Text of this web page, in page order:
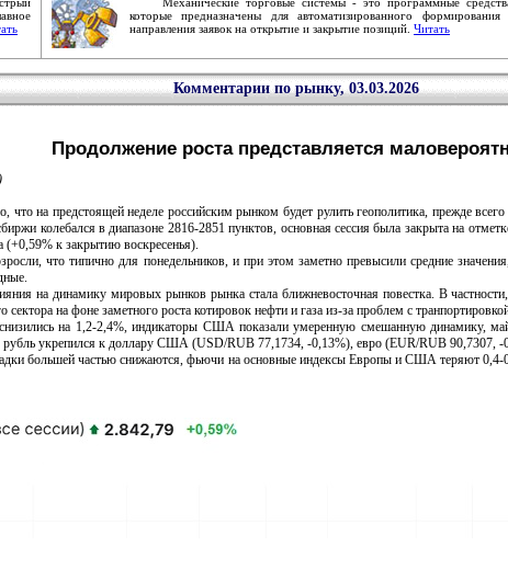
которые предназначены для автоматизированного формирования
направления заявок на открытие и закрытие позиций. Читать
Комментарии по рынку, 03.03.2026
Продолжение роста представляется
на предстоящей неделе российским рынком будет рулить геополитика, прежде всего
колебался в диапазоне 2816-2851 пунктов, основная сессия была закрыта на
к закрытию воскресенья).
что типично для понедельников, и при этом заметно превысили средние
на динамику мировых рынков рынка стала ближневосточная повестка. В
сектора на фоне заметного роста котировок нефти и газа из-за проблем с
на 1,2-2,4%, индикаторы США показали умеренную смешанную динамику,
рубль укрепился к доллару США (USD/RUB 77,1734, -0,13%), евро (EUR/RUB
большей частью снижаются, фьючи на основные индексы Европы и США теряют 0,4-